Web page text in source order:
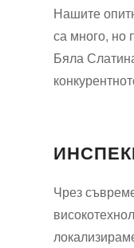
Нашите
са много, но
Бяла
Чрез